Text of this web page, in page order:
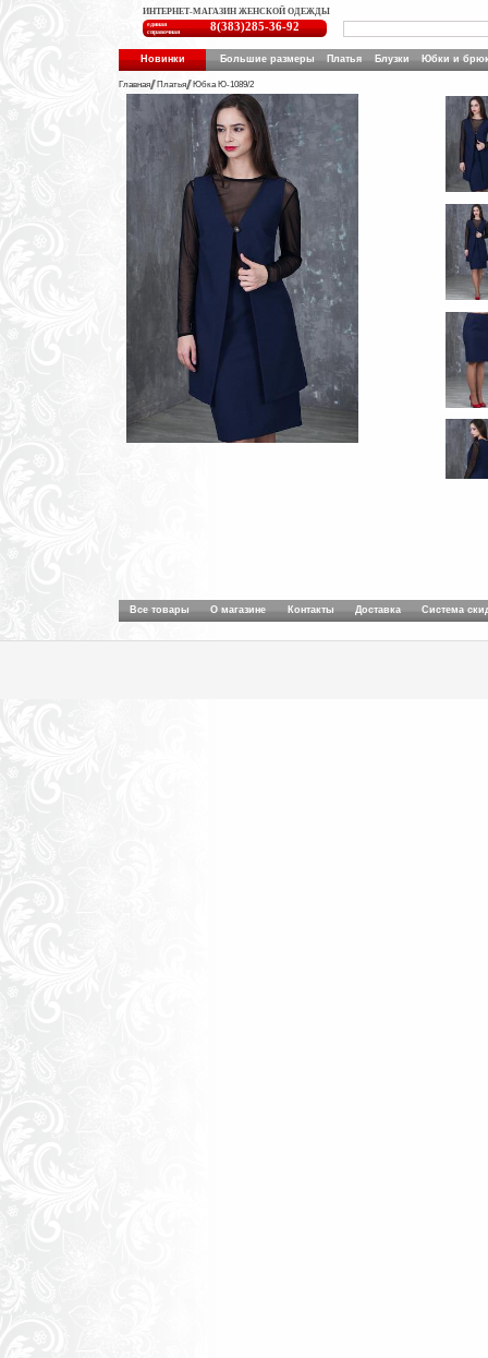
ИНТЕРНЕТ-МАГАЗИН ЖЕНСКОЙ ОДЕЖДЫ
единая
справочная
8(383)285-36-92
Новинки Большие размеры Платья Блузки Юбки и
Главная Платья Юбка Ю-1089/2
Все товары О магазине Контакты Доставка Система